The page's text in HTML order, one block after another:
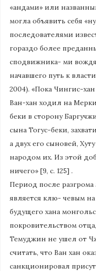
«андами» или
могла объявить себя
последователями
гораздо более
сподвижника- ми
начавшего путь к
2004). «Пока Чингис-
Ван-хан ходил на
беки в сторону
сына Тогус-беки,
а двух его сыновей,
народом их. Из этой
ничего» [9, с. 125] .
Период после
является клю- чевым
будущего хана
покровительством
Темуджин не ушел от
считать, что Ван хан
санкционировал